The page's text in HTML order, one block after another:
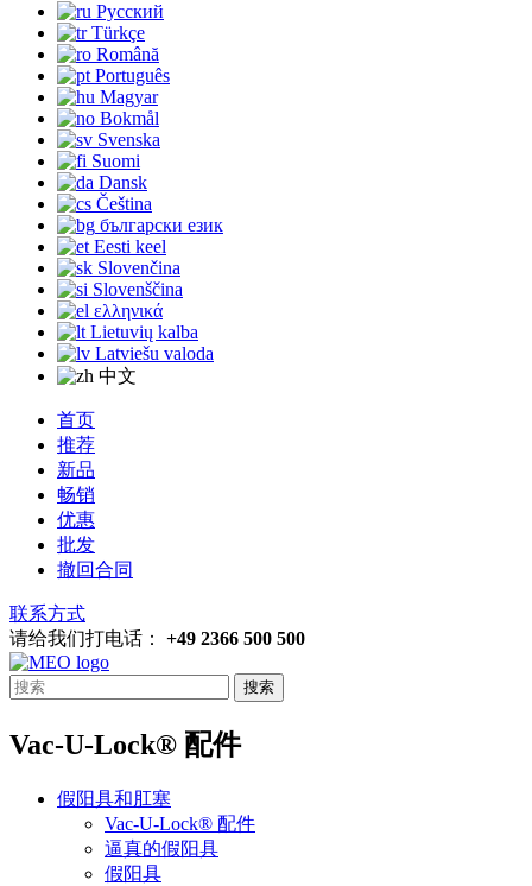
Русский
Türkçe
Română
Português
Magyar
Bokmål
Svenska
Suomi
Dansk
Čeština
български език
Eesti keel
Slovenčina
Slovenščina
ελληνικά
Lietuvių kalba
Latviešu valoda
中文
首页
推荐
新品
畅销
优惠
批发
撤回合同
联系方式
请给我们打电话： +49 2366 500 500
搜索
Vac-U-Lock® 配件
假阳具和肛塞
Vac-U-Lock® 配件
逼真的假阳具
假阳具